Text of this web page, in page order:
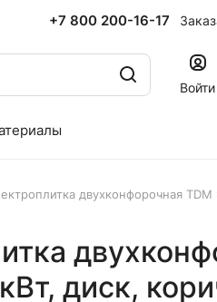
+7 800 200-16-17
Войти
двухконфорочная
диск,